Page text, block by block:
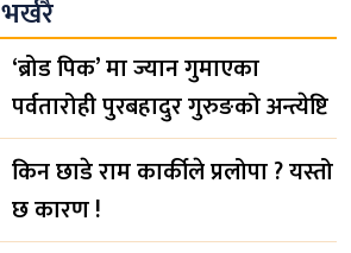
भर्खरै
‘ब्रोड पिक’ मा ज्यान गुमाएका
पर्वतारोही पुरबहादुर गुरुङको अन्त्येष्टि
किन छाडे राम कार्कीले प्रलोपा ? यस्तो
छ कारण !